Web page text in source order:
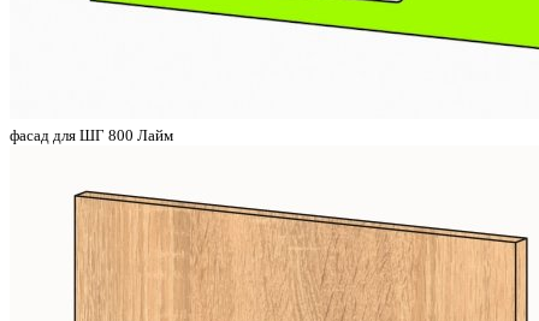
фасад для ШГ 800 Лайм